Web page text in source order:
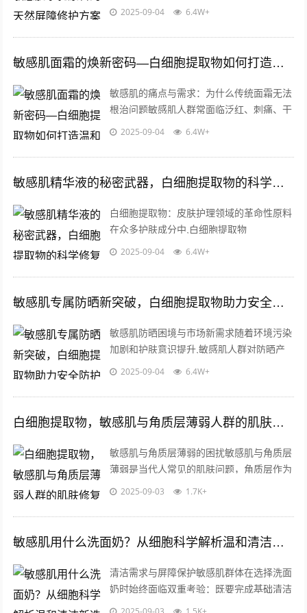
品原料领域的重要发现，其独特的生物活性
2025-09-04 6.4W+
敏感肌面霜的焕新密码—白细胞提取物如何打造温和修护力
敏感肌的痛点与需求：为什么传统面霜无法
根治问题敏感肌人群常面临泛红、刺痛、干
燥等问题，而许多传统面霜仅能短暂缓解症
2025-09-04 6.4W+
敏感肌精华液的秘密武器，白细胞提取物的科学修复力与批发优势
白细胞提取物：皮肤护理领域的革命性原料
在众多护肤成分中,白细胞提取物
（Leukocyte Extract）凭借其独特的生物学
2025-09-04 6.4W+
敏感肌专属防晒新突破，白细胞提取物助力安全防护
敏感肌防晒困境与市场新需求随着环境污染
加剧和护肤意识提升,敏感肌人群对防晒产
品的安全性需求持续攀升，据统计，全球约
2025-09-04 6.4W+
白细胞提取物，敏感肌与角质层薄弱人群的肌肤修复新选择
敏感肌与角质层薄弱的困扰敏感肌与角质层
薄弱是当代人常见的肌肤问题，角质层作为
皮肤最外层的天然屏障，一旦变薄或受损，
2025-09-03 1.7K+
敏感肌用什么洗面奶？从细胞科学解析温和清洁新选择
清洁需求与屏障保护敏感肌群体在选择洗面
奶时始终面临双重考验：既要完成基础清洁
功能，又要最大限度保护脆弱皮肤屏障，数